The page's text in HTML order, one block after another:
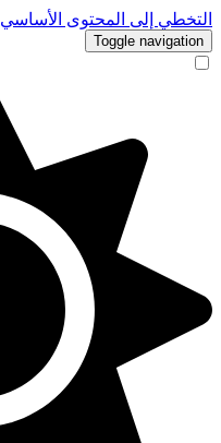
التخطي إلى المحتوى الأساسي
Toggle navigation